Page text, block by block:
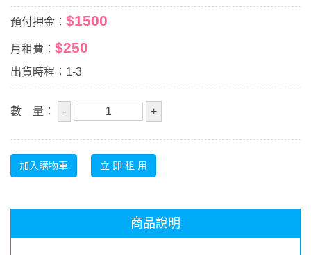
預付押金： $1500
月租費： $250
出貨時程：1-3
數 量：
商品說明